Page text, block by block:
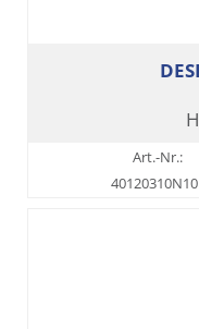
Art.-Nr.:
40120310N10